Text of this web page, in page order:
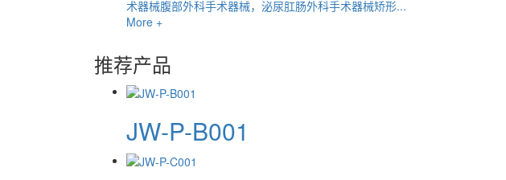
术器械腹部外科手术器械，泌尿肛肠外科手术器械矫形...
More +
推荐产品
JW-P-B001